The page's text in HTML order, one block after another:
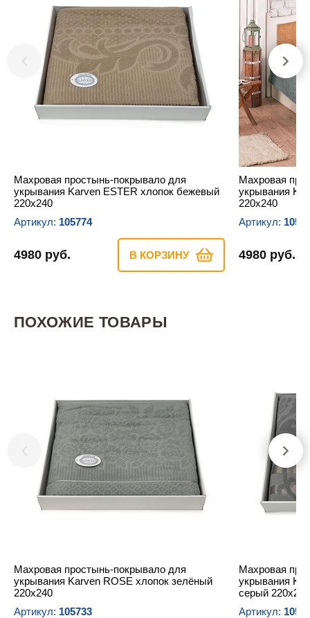
Махровая простынь-покрывало для
укрывания Karven ESTER хлопок бежевый
220х240
Артикул: 105774
4980 руб. В КОРЗИНУ
Махровая
укрывания
220х240
Артикул:
4980 руб.
ПОХОЖИЕ ТОВАРЫ
Махровая простынь-покрывало для
укрывания Karven ROSE хлопок зелёный
220х240
Артикул: 105733
Махровая
укрывания
серый 220х240
Артикул: